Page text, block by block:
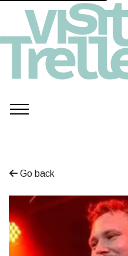
Go back